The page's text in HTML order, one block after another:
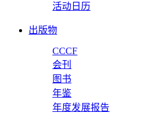
活动日历
出版物
CCCF
会刊
图书
年鉴
年度发展报告